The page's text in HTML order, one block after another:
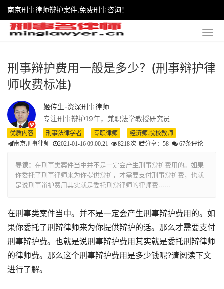
南京刑事律师辩护案件,免费刑事咨询！
刑事辩护费用一般是多少？(刑事辩护律
师收费标准)
姬传生-资深刑事律师
专注刑事辩护19年，兼职法学教授研究员
优质内容 刑事法律学者 专职律师 经济师.院校教师
南京刑事律师 2021-01-16 09:00:21 8218次 分享：58 67条评论
导读： 在刑事类案件当中并不是一定会产生刑事辩护费用的。如果
你委托了刑事律师来为你提供辩护，才需要支付刑事辩护费，也就
是说刑事辩护费用其实就是委托刑辩律师的律师费......
在刑事类案件当中。并不是一定会产生刑事辩护费用的。如
果你委托了刑辩律师来为你提供辩护的话。那么才需要支付
刑事辩护费。也就是说刑事辩护费用其实就是委托刑辩律师
的律师费。那么这个刑事辩护费用是多少钱呢?请阅读下文
进行了解。